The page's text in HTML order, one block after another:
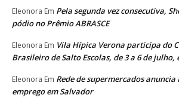
Eleonora Em Pela segunda vez consecutiva,
pódio no Prêmio ABRASCE
Eleonora Em Vila Hípica Verona participa do
Brasileiro de Salto Escolas, de 3 a 6 de
Eleonora Em Rede de supermercados anuncia
emprego em Salvador